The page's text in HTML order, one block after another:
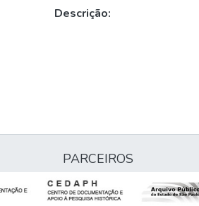
Descrição:
PARCEIROS